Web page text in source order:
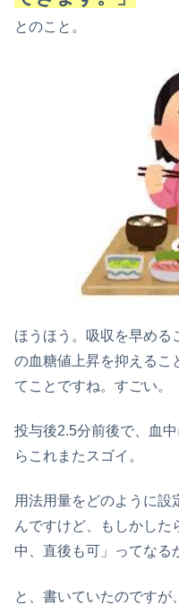
とのこと。
ほうほう。吸収を早める
の血糖値上昇を抑えるこ
てことですね。すごい。
投与後2.5分前後で、血
らこれまたスゴイ。
用法用量をどのように設
んですけど、もしかした
中、直後も可」ってなる
と、書いていたのですが